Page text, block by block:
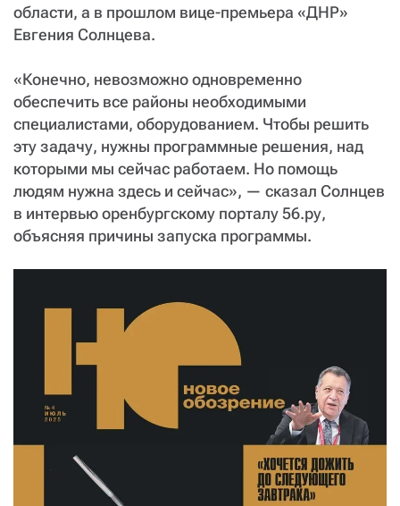
области, а в прошлом вице-премьера «ДНР»
Евгения Солнцева.
«Конечно, невозможно одновременно
обеспечить все районы необходимыми
специалистами, оборудованием. Чтобы решить
эту задачу, нужны программные решения, над
которыми мы сейчас работаем. Но помощь
людям нужна здесь и сейчас», — сказал Солнцев
в интервью оренбургскому порталу 56.ру,
объясняя причины запуска программы.